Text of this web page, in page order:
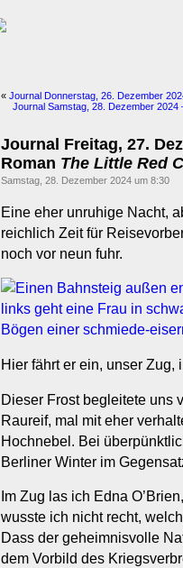
« Journal Donnerstag, 26. Dezember
Journal Samstag, 28. Dezember 2024
Journal Freitag, 27.
Roman The Little Red
Samstag, 28. Dezember 2024 um 8:30
Eine eher unruhige Nacht,
reichlich Zeit für
noch vor neun fuhr.
Hier fährt er ein, unser Zug,
Dieser Frost begleitete uns
Raureif, mal mit eher
Hochnebel. Bei
Berliner Winter im
Im Zug las ich Edna O’Brien,
wusste ich nicht recht,
Dass der geheimnisvolle
dem Vorbild des